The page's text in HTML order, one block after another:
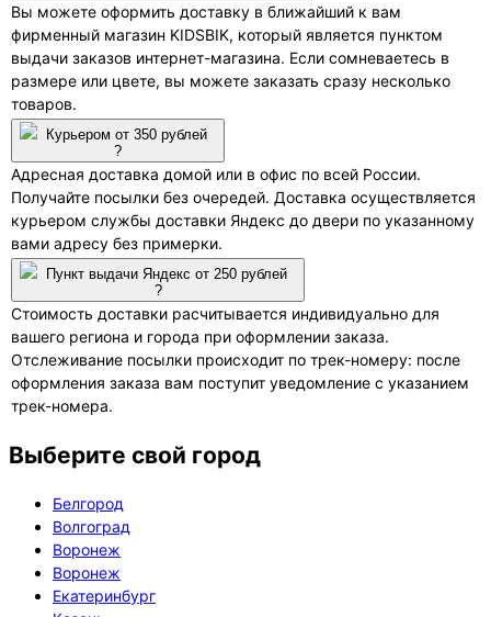
Вы можете оформить доставку в ближайший к вам
фирменный магазин KIDSBIK, который является пунктом
выдачи заказов интернет-магазина. Если сомневаетесь в
размере или цвете, вы можете заказать сразу несколько
товаров.
Курьером от 350 рублей
?
Адресная доставка домой или в офис по всей России.
Получайте посылки без очередей. Доставка осуществляется
курьером службы доставки Яндекс до двери по указанному
вами адресу без примерки.
Пункт выдачи Яндекс от 250 рублей
?
Стоимость доставки расчитывается индивидуально для
вашего региона и города при оформлении заказа.
Отслеживание посылки происходит по трек-номеру: после
оформления заказа вам поступит уведомление с указанием
трек-номера.
Выберите свой город
Белгород
Волгоград
Воронеж
Воронеж
Екатеринбург